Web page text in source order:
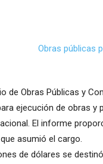
de Obras Públicas y
ejecución de obras
El informe
asumió el cargo.
de dólares se